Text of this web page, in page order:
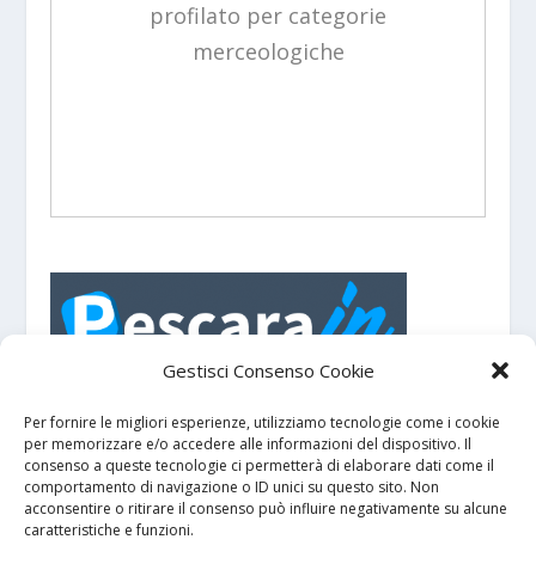
Gestisci Consenso Cookie
Per fornire le migliori esperienze, utilizziamo tecnologie come i cookie
per memorizzare e/o accedere alle informazioni del dispositivo. Il
consenso a queste tecnologie ci permetterà di elaborare dati come il
comportamento di navigazione o ID unici su questo sito. Non
acconsentire o ritirare il consenso può influire negativamente su alcune
caratteristiche e funzioni.
profilato per categorie
merceologiche
manifestazioni suPescarae dintorni.
GDPR